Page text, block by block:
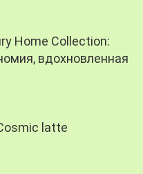
Home Collection:
вдохновленная
latte